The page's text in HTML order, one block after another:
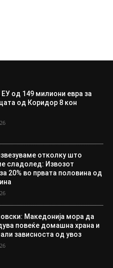
ЕУ од 149 милиони евра за
од Коридор 8 кон
отколку што
сладолед: Извозот
20% во првата половина од
Македонија мора да
повеќе домашна храна и
зависноста од увоз